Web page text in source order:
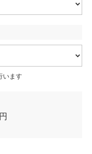
います